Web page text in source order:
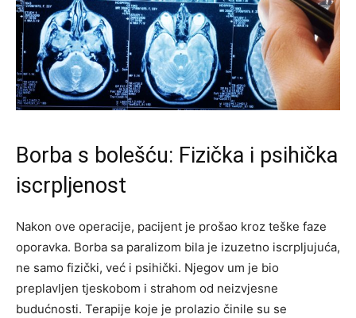
Borba s bolešću: Fizička i psihička
iscrpljenost
Nakon ove operacije, pacijent je prošao kroz teške faze
oporavka. Borba sa paralizom bila je izuzetno iscrpljujuća,
ne samo fizički, već i psihički. Njegov um je bio
preplavljen tjeskobom i strahom od neizvjesne
budućnosti. Terapije koje je prolazio činile su se